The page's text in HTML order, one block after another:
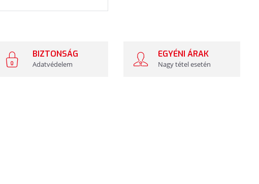
BIZTONSÁG
Adatvédelem
EGYÉNI ÁRAK
Nagy tétel esetén